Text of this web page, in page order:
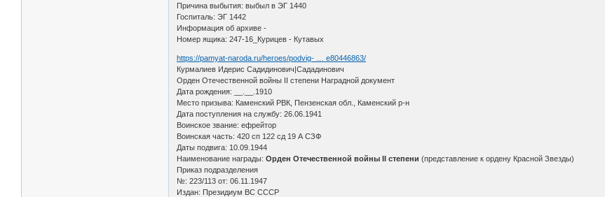
Причина выбытия: выбыл в ЭГ 1440
Госпиталь: ЭГ 1442
Информация об архиве -
Номер ящика: 247-16_Курицев - Кутавых
https://pamyat-naroda.ru/heroes/podvig- … e80446863/
Курмалиев Идерис Садидинович|Сададинович
Орден Отечественной войны II степени Наградной документ
Дата рождения: __.__.1910
Место призыва: Каменский РВК, Пензенская обл., Каменский р-н
Дата поступления на службу: 26.06.1941
Воинское звание: ефрейтор
Воинская часть: 420 сп 122 сд 19 А СЗФ
Даты подвига: 10.09.1944
Наименование награды:Орден Отечественной войны II степени (представление к ордену Красной Звезды)
Приказ подразделения
№: 223/113 от: 06.11.1947
Издан: Президиум ВС СССР